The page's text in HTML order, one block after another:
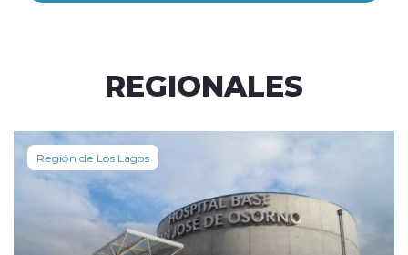
REGIONALES
Región de Los Lagos